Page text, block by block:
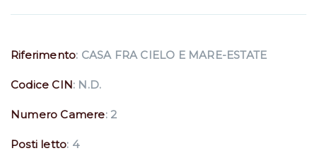
Riferimento: CASA FRA CIELO E MARE-ESTATE
Codice CIN: N.D.
Numero Camere: 2
Posti letto: 4